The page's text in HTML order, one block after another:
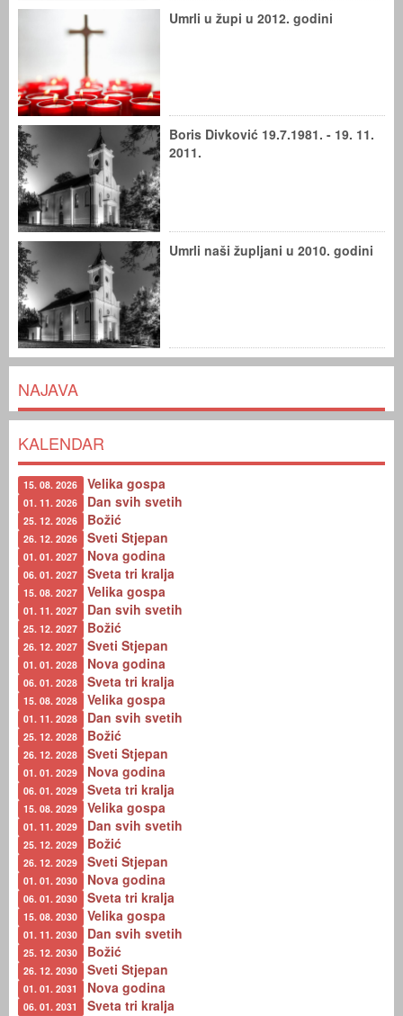
Umrli u župi u 2012. godini
Boris Divković 19.7.1981. - 19. 11.
2011.
Umrli naši župljani u 2010. godini
NAJAVA
KALENDAR
15. 08. 2026 Velika gospa
01. 11. 2026 Dan svih svetih
25. 12. 2026 Božić
26. 12. 2026 Sveti Stjepan
01. 01. 2027 Nova godina
06. 01. 2027 Sveta tri kralja
15. 08. 2027 Velika gospa
01. 11. 2027 Dan svih svetih
25. 12. 2027 Božić
26. 12. 2027 Sveti Stjepan
01. 01. 2028 Nova godina
06. 01. 2028 Sveta tri kralja
15. 08. 2028 Velika gospa
01. 11. 2028 Dan svih svetih
25. 12. 2028 Božić
26. 12. 2028 Sveti Stjepan
01. 01. 2029 Nova godina
06. 01. 2029 Sveta tri kralja
15. 08. 2029 Velika gospa
01. 11. 2029 Dan svih svetih
25. 12. 2029 Božić
26. 12. 2029 Sveti Stjepan
01. 01. 2030 Nova godina
06. 01. 2030 Sveta tri kralja
15. 08. 2030 Velika gospa
01. 11. 2030 Dan svih svetih
25. 12. 2030 Božić
26. 12. 2030 Sveti Stjepan
01. 01. 2031 Nova godina
06. 01. 2031 Sveta tri kralja